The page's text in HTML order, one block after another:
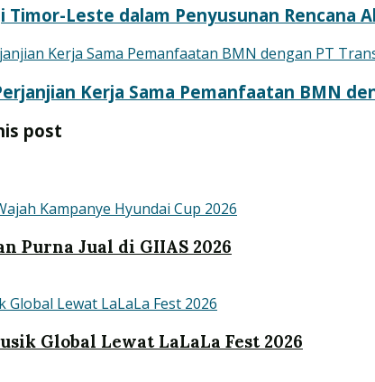
Leste dalam Penyusunan Rencana
Kerja Sama Pemanfaatan BMN
post
Purna Jual di GIIAS 2026
Global Lewat LaLaLa Fest 2026